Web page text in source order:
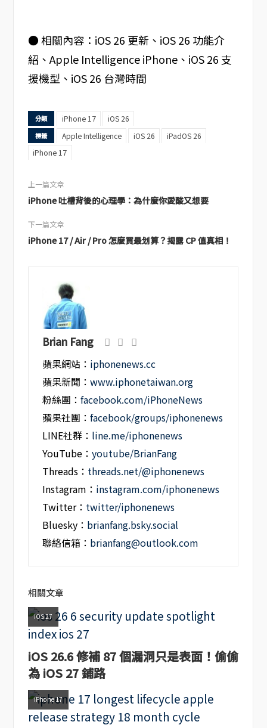
● 相關內容：iOS 26 更新、iOS 26 功能介
紹、Apple Intelligence iPhone、iOS 26 支
援機型、iOS 26 台灣時間
分類 iPhone 17 iOS 26
標籤 Apple Intelligence iOS 26
iPadOS 26
iPhone 17
上一篇文章
iPhone 吐槽背後的心理學：為什麼你愛酸又想要
下一篇文章
iPhone 17 / Air / Pro 怎麼買最划算？揭露 CP 值真相！
Brian Fang
蘋果網站： iphonenews.cc
蘋果新聞：www.iphonetaiwan.org
粉絲團：facebook.com/iPhoneNews
蘋果社團：facebook/groups/iphonenews
LINE社群： line.me/iphonenews
YouTube：youtube/BrianFang
Threads： threads.net/@iphonenews
Instagram： instagram.com/iphonenews
Twitter： twitter/iphonenews
Bluesky： brianfang.bsky.social
聯絡信箱： brianfang@outlook.com
相關文章
iOS 27
iOS 26.6 修補 87 個漏洞只是表面！偷偷
為 iOS 27 鋪路
iPhone 17